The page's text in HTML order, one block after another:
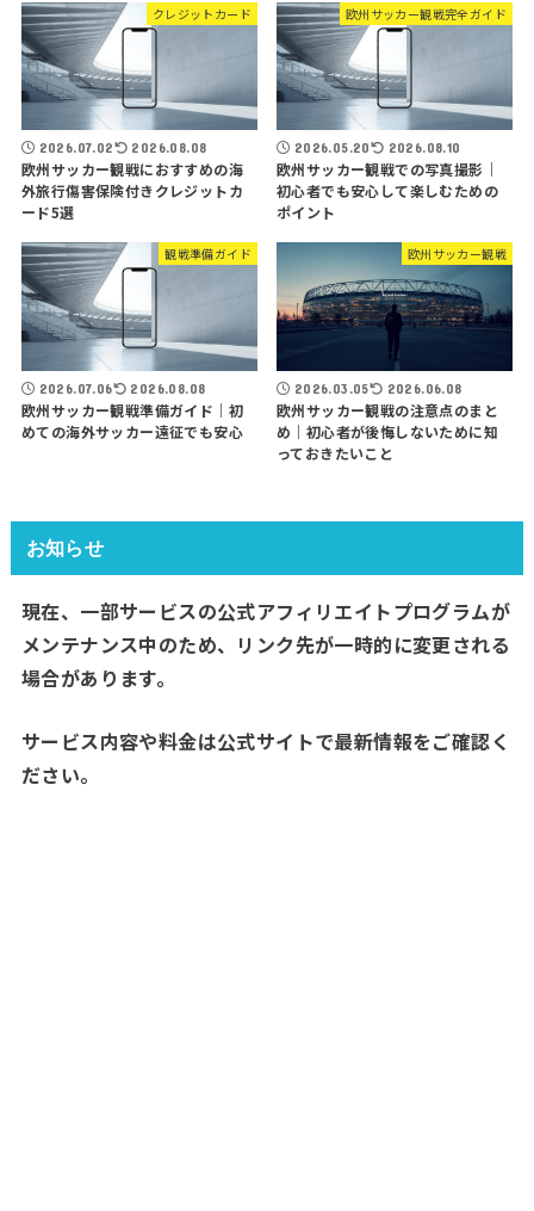
クレジットカード
2026.07.02 2026.08.08
欧州サッカー観戦におすすめの海
外旅行傷害保険付きクレジットカ
ード5選
欧州サッカー観戦完全ガイド
2026.05.20 2026.08.10
欧州サッカー観戦での写真撮影｜
初心者でも安心して楽しむための
ポイント
観戦準備ガイド
2026.07.06 2026.08.08
欧州サッカー観戦準備ガイド｜初
めての海外サッカー遠征でも安心
欧州サッカー観戦
2026.03.05 2026.06.08
欧州サッカー観戦の注意点のまと
め｜初心者が後悔しないために知
っておきたいこと
お知らせ
現在、一部サービスの公式アフィリエイトプログラムが
メンテナンス中のため、リンク先が一時的に変更される
場合があります。
サービス内容や料金は公式サイトで最新情報をご確認く
ださい。